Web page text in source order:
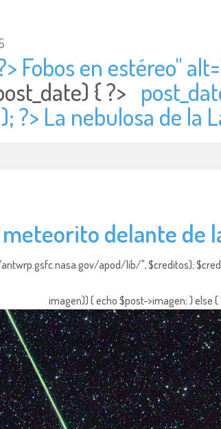
Fobos en estéreo"
{ ?>
?> La nebulosa de la
meteorito delante de
apod/lib/", $creditos);
imagen)) { echo $post->imagen; } else {